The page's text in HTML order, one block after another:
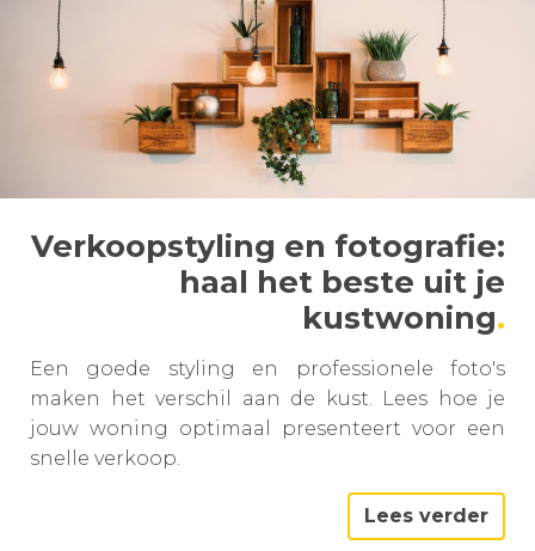
Verkoopstyling en fotografie:
haal het beste uit je
kustwoning
Een goede styling en professionele foto's
maken het verschil aan de kust. Lees hoe je
jouw woning optimaal presenteert voor een
snelle verkoop.
Lees verder